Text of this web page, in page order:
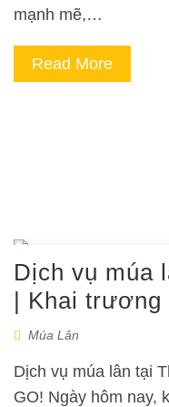
mạnh mẽ,…
Read More
Dịch vụ múa
| Khai trương
Múa Lân
Dịch vụ múa lân tại
GO! Ngày hôm nay,